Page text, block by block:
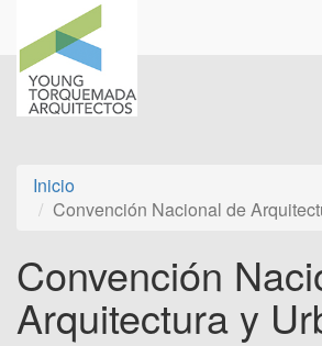
contenido
principal
Inicio
Convención Nacional de
Convención
Arquitectura y